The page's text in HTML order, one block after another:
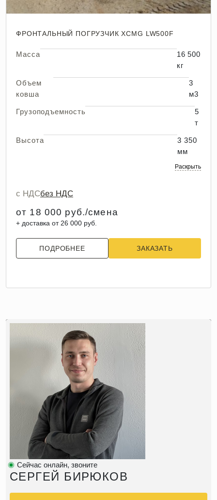
ФРОНТАЛЬНЫЙ ПОГРУЗЧИК XCMG LW500F
Масса
16 500
кг
Объем
ковша
3
м3
Грузоподъемность
5
т
Высота
3 350
мм
Раскрыть
с НДСбез НДС
от 18 000 руб./смена
+ доставка от 26 000 руб.
ПОДРОБНЕЕ ЗАКАЗАТЬ
Сейчас онлайн, звоните
СЕРГЕЙ БИРЮКОВ